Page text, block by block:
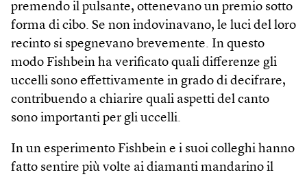
premendo il pulsante, ottenevano un premio sotto
forma di cibo. Se non indovinavano, le luci del loro
recinto si spegnevano brevemente. In questo
modo Fishbein ha verificato quali differenze gli
uccelli sono effettivamente in grado di decifrare,
contribuendo a chiarire quali aspetti del canto
sono importanti per gli uccelli.
In un esperimento Fishbein e i suoi colleghi hanno
fatto sentire più volte ai diamanti mandarino il